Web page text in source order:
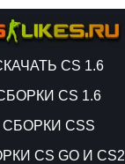
CS 1.6
CS 1.6
СБОРКИ CSS
CS GO И CS2